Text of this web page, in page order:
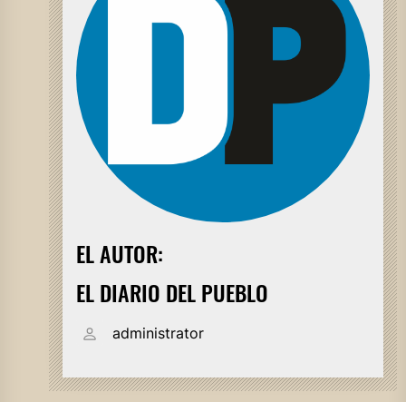
EL AUTOR:
EL DIARIO DEL PUEBLO
administrator